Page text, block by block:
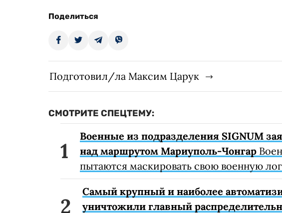
Поделиться
Подготовил/ла Максим Царук
СМОТРИТЕ СПЕЦТЕМУ:
Военные из подразделения SIGNUM
над маршрутом Мариуполь-Чонгар
пытаются маскировать свою военную
Самый крупный и наиболее
уничтожили главный